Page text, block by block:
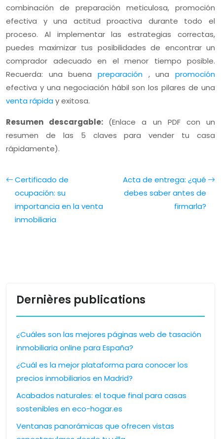
combinación de preparación meticulosa, promoción
efectiva y una actitud proactiva durante todo el
proceso. Al implementar las estrategias correctas,
puedes maximizar tus posibilidades de encontrar un
comprador adecuado en el menor tiempo posible.
Recuerda: una buena preparación , unapromoción
efectiva y una negociación hábil son los pilares de una
venta rápiday exitosa.
Resumen descargable: (Enlace a un PDF con un
resumen de las 5 claves para vender tu casa
rápidamente).
Certificado de
ocupación: su
importancia en la venta
inmobiliaria
Acta de entrega: ¿qué
debes saber antes de
firmarla?
Dernières publications
¿Cuáles son las mejores páginas web de tasación
inmobiliaria online para España?
¿Cuál es la mejor plataforma para conocer los
precios inmobiliarios en Madrid?
Acabados naturales: el toque final para casas
sostenibles en eco-hogar.es
Ventanas panorámicas que ofrecen vistas